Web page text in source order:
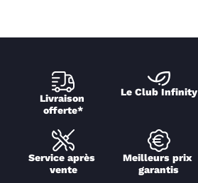
Livraison
offerte*
Le Club Infinity
Service après
vente
Meilleurs prix
garantis